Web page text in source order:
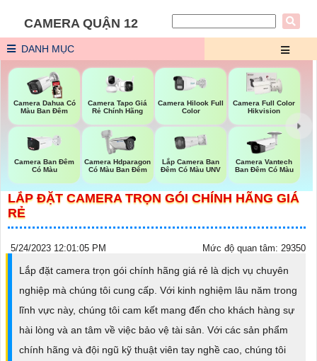
CAMERA QUẬN 12
DANH MỤC
Camera Dahua Có
Màu Ban Đêm
Camera Tapo Giá
Rẻ Chính Hãng
Camera Hilook Full
Color
Camera Full Color
Hikvision
Camera Ban Đêm
Có Màu
Camera Hdparagon
Có Màu Ban Đêm
Lắp Camera Ban
Đêm Có Màu UNV
Camera Vantech
Ban Đêm Có Màu
LẮP ĐẶT CAMERA TRỌN GÓI CHÍNH HÃNG GIÁ
RẺ
5/24/2023 12:01:05 PM Mức độ quan tâm: 29350
Lắp đặt camera trọn gói chính hãng giá rẻ là dịch vụ chuyên
nghiệp mà chúng tôi cung cấp. Với kinh nghiệm lâu năm trong
lĩnh vực này, chúng tôi cam kết mang đến cho khách hàng sự
hài lòng và an tâm về việc bảo vệ tài sản. Với các sản phẩm
chính hãng và đội ngũ kỹ thuật viên tay nghề cao, chúng tôi